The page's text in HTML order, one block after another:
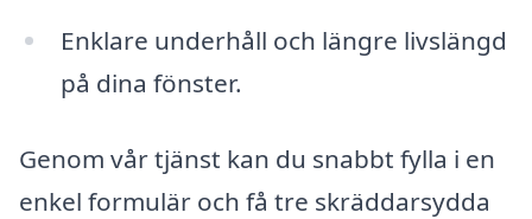
Enklare underhåll och längre livslängd
på dina fönster.
Genom vår tjänst kan du snabbt fylla i en
enkel formulär och få tre skräddarsydda